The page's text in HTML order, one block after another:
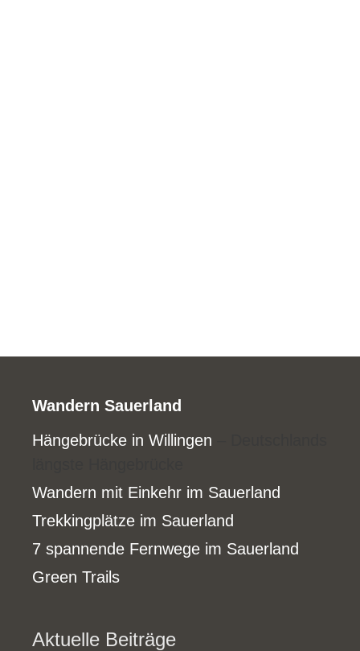
Wandern Sauerland
Hängebrücke in Willingen
Wandern mit Einkehr im Sauerland
Trekkingplätze im Sauerland
7 spannende Fernwege im Sauerland
Green Trails
Aktuelle Beiträge